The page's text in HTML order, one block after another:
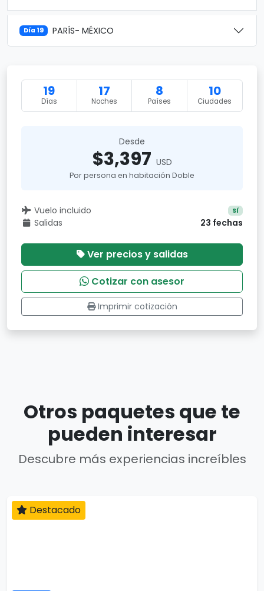
Día 19 PARÍS- MÉXICO
19
Días
17
Noches
8
Países
10
Ciudades
Desde
$3,397 USD
Por persona en habitación Doble
Vuelo incluido Sí
Salidas 23 fechas
Ver precios y salidas
Cotizar con asesor
Imprimir cotización
Otros paquetes que te
pueden interesar
Descubre más experiencias increíbles
Destacado